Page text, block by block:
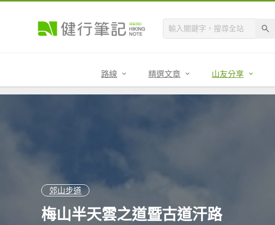
路線 精選文章 山友分享
郊山步道
梅山半天雲之道暨古道汗路